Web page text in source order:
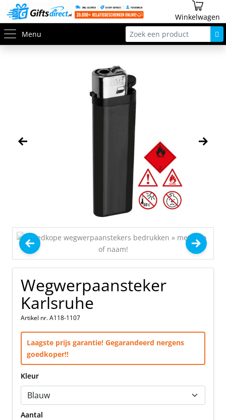
Winkelwagen
Menu
Wegwerpaansteker
Karlsruhe
Artikel nr. A118-1107
Laagste prijs garantie! Gegarandeerd nergens
goedkoper!!
Kleur
Aantal